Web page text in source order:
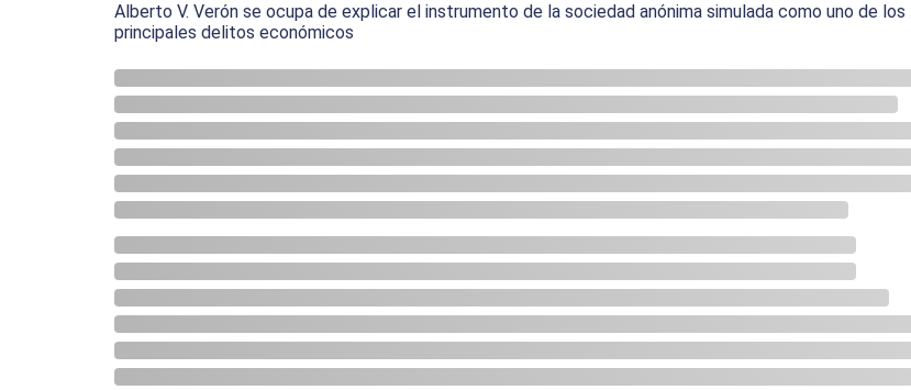
Alberto V. Verón se ocupa de explicar el instrumento de la sociedad anónima simulada como uno de los
principales delitos económicos